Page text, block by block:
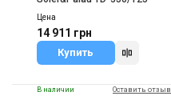
Цена
14 911 грн
Купить
В наличии Оставить отзыв